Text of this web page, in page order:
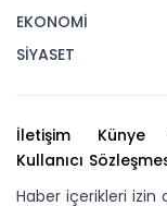
EKONOMİ
SİYASET
İletişim Künye
Kullanıcı
Haber içerikleri izin